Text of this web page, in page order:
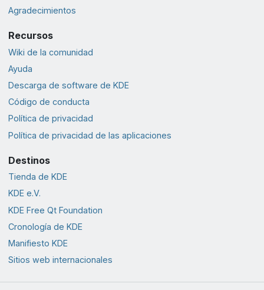
Agradecimientos
Recursos
Wiki de la comunidad
Ayuda
Descarga de software de KDE
Código de conducta
Política de privacidad
Política de privacidad de las aplicaciones
Destinos
Tienda de KDE
KDE e.V.
KDE Free Qt Foundation
Cronología de KDE
Manifiesto KDE
Sitios web internacionales